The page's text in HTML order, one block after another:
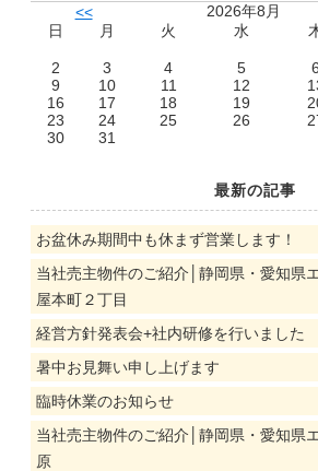
<<
2026年8月
日
月 火 水
2
3 4 5 6
9
10 11 12
16
17 18 19
23
24 25 26
30
31
最新の記事
お盆休み期間中も休まず営業します！
当社売主物件のご紹介│静岡県・愛知県
屋本町２丁目
経営方針発表会+社内研修を行いました
暑中お見舞い申し上げます
臨時休業のお知らせ
当社売主物件のご紹介│静岡県・愛知県
原